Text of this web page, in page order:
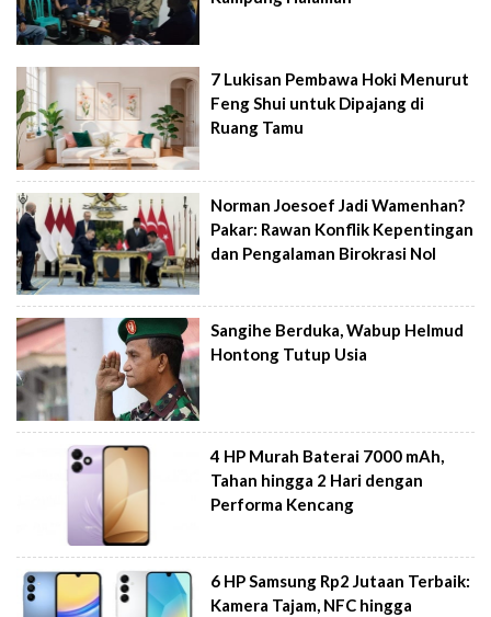
7 Lukisan Pembawa Hoki Menurut
Feng Shui untuk Dipajang di
Ruang Tamu
Norman Joesoef Jadi Wamenhan?
Pakar: Rawan Konflik Kepentingan
dan Pengalaman Birokrasi Nol
Sangihe Berduka, Wabup Helmud
Hontong Tutup Usia
4 HP Murah Baterai 7000 mAh,
Tahan hingga 2 Hari dengan
Performa Kencang
6 HP Samsung Rp2 Jutaan Terbaik:
Kamera Tajam, NFC hingga